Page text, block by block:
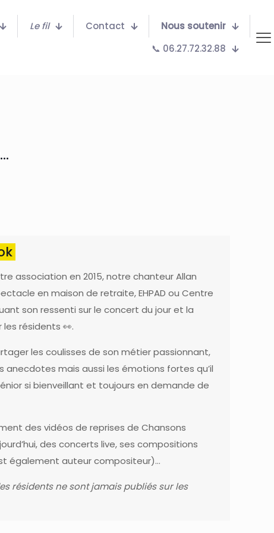
Le fil Contact
Nous soutenir
📞 06.27.72.32.88
association en 2015, notre chanteurAllan
en maison de retraite, EHPAD ou Centre
son ressenti sur le concert du jour et la
résidents 👀.
les coulisses de son métier passionnant,
anecdotes mais aussi les émotions fortes qu’il
si bienveillant et toujours en demande de
des vidéos de reprises de Chansons
des concerts live, ses compositions
également auteur compositeur)…
résidents ne sont jamais publiés sur les